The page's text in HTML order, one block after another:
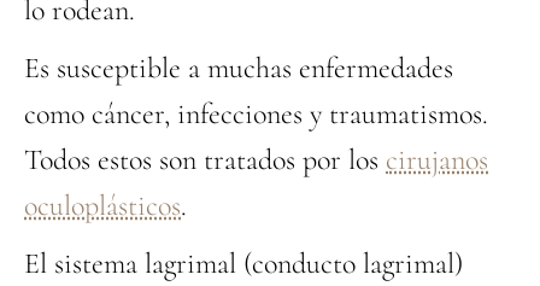
lo rodean.
Es susceptible a muchas enfermedades
como cáncer, infecciones y traumatismos.
Todos estos son tratados por los cirujanos
oculoplásticos.
El sistema lagrimal (conducto lagrimal)